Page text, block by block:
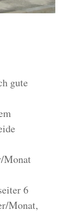
gute
Monat
6
Monat,